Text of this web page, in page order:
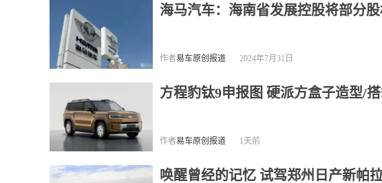
海马汽车：海南省发展控股将部分
作者易车原创报道 2024年7月31日
方程豹钛9申报图 硬派方盒子造型/
作者易车原创报道 1天前
唤醒曾经的记忆 试驾郑州日产新帕